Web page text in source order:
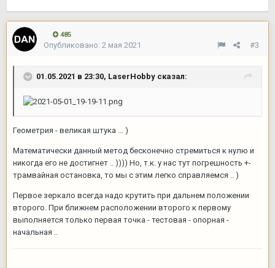
485
#3
Опубликовано: 2 мая 2021
01.05.2021 в 23:30, LaserHobby сказал:
Геометрия - великая штука ... )
Математически данный метод бесконечно стремиться к нулю и
никогда его не достигнет .. )))) Но, т.к. у нас тут погрешность +-
трамвайная остановка, то мы с этим легко справляемся .. )
Первое зеркало всегда надо крутить при дальнем положении
второго. При ближнем расположении второго к первому
выполняется только первая точка - тестовая - опорная -
начальная ..